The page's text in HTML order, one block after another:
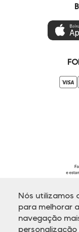
Nós utilizamos
para melhorar
navegação
Ética e
Troca e
Regulamentos
Compre pelo
Mastercard
Azul Fidelidade
Venda
Super Friday